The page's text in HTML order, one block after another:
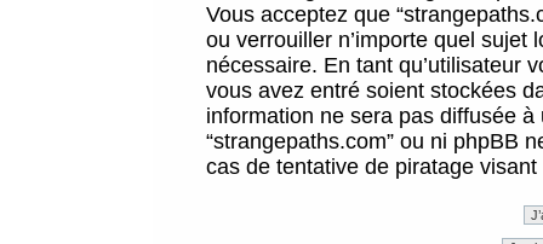
Vous acceptez que
ou verrouiller n’importe quel sujet
nécessaire. En tant qu’utilisateur
vous avez entré soient stockées
information ne sera pas diffusée
“strangepaths.com” ou ni phpBB
cas de tentative de piratage